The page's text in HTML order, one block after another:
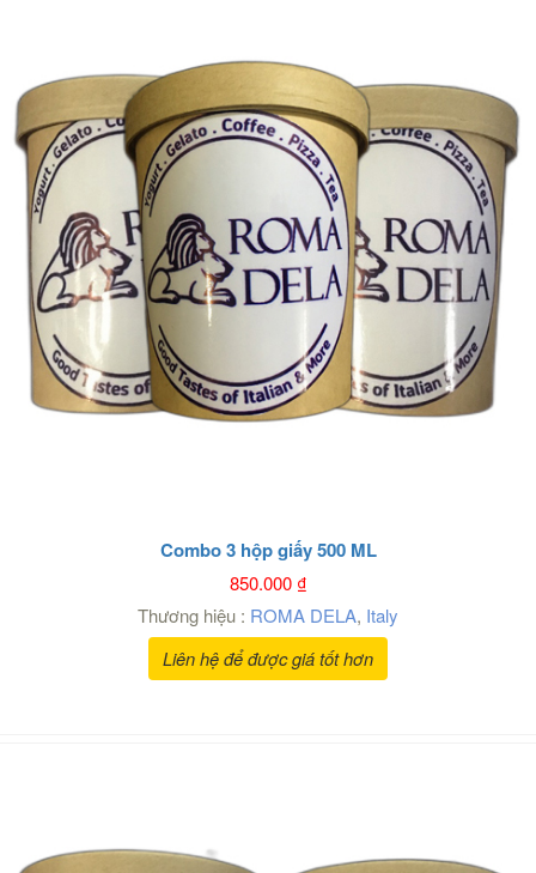
Combo 3 hộp giấy 500 ML
850.000₫
Thương hiệu : ROMA DELA, Italy
Liên hệ để được giá tốt hơn